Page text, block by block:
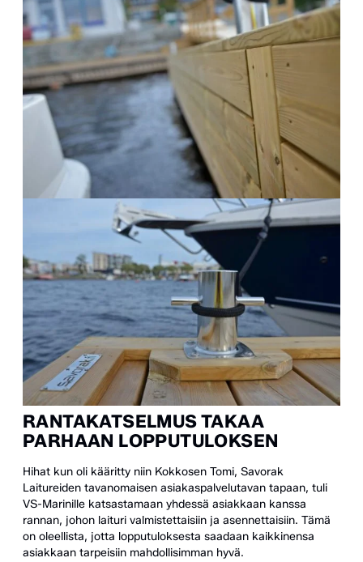
RANTAKATSELMUS TAKAA
PARHAAN LOPPUTULOKSEN
Hihat kun oli kääritty niin Kokkosen Tomi, Savorak
Laitureiden tavanomaisen asiakaspalvelutavan tapaan, tuli
VS-Marinille katsastamaan yhdessä asiakkaan kanssa
rannan, johon laituri valmistettaisiin ja asennettaisiin. Tämä
on oleellista, jotta lopputuloksesta saadaan kaikkinensa
asiakkaan tarpeisiin mahdollisimman hyvä.